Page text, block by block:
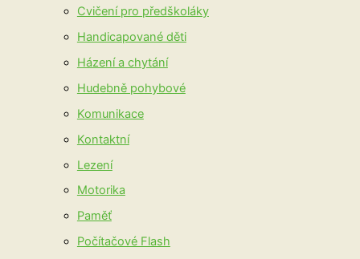
Cvičení pro předškoláky
Handicapované děti
Házení a chytání
Hudebně pohybové
Komunikace
Kontaktní
Lezení
Motorika
Paměť
Počítačové Flash